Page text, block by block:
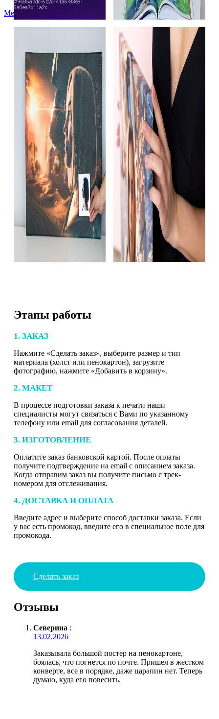
Меню
Этапы работы
1. ЗАКАЗ
Нажмите «Сделать заказ», выберите размер и тип
материала (холст или пенокартон), загрузите
фотографию, нажмите «Добавить в корзину».
2. МАКЕТ
В процессе подготовки заказа к печати наши
специалисты могут связаться с Вами по указанному
телефону или email для согласования деталей.
3. ИЗГОТОВЛЕНИЕ
Оплатите заказ банковской картой. После оплаты
получите подтверждение на email с описанием заказа.
Когда отправим заказ вы получите письмо с трек-
номером для отслеживания.
4. ДОСТАВКА И ОПЛАТА
Введите адрес и выберите способ доставки заказа. Если
у вас есть промокод, введите его в специальное поле для
промокода.
Сделать заказ
Отзывы
Северина :
13.02.2026
Заказывала большой постер на пенокартоне,
боялась, что погнется по почте. Пришел в жестком
конверте, все в порядке, даже царапин нет. Теперь
думаю, куда его повесить.